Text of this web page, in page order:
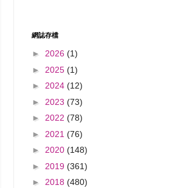
網誌存檔
► 2026 (1)
► 2025 (1)
► 2024 (12)
► 2023 (73)
► 2022 (78)
► 2021 (76)
► 2020 (148)
► 2019 (361)
► 2018 (480)